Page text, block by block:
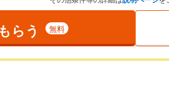
らう 無料